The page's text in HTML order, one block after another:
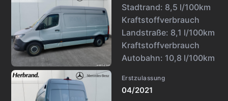
Stadtrand: 8,5 l/100km
Kraftstoffverbrauch
Landstraße: 8,1 l/100km
Kraftstoffverbrauch
Autobahn: 10,8 l/100km
Erstzulassung
04/2021